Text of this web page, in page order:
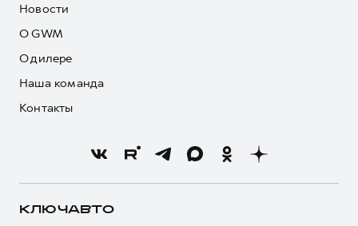
Новости
О GWM
О дилере
Наша команда
Контакты
КЛЮЧАВТО